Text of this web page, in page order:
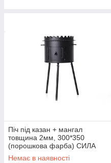
Піч під казан + мангал
товщина 2мм, 300*350
(порошкова фарба) СИЛА
Немає в наявності